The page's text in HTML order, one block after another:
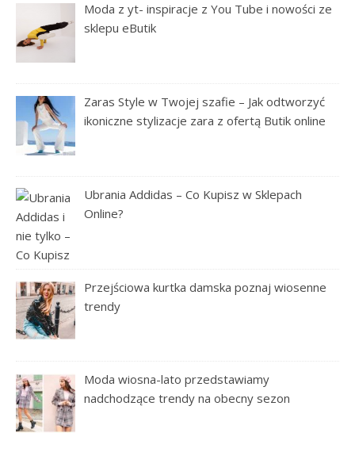
Moda z yt- inspiracje z You Tube i nowości ze
sklepu eButik
Zaras Style w Twojej szafie – Jak odtworzyć
ikoniczne stylizacje zara z ofertą Butik online
Ubrania Addidas – Co Kupisz w Sklepach
Online?
Przejściowa kurtka damska poznaj wiosenne
trendy
Moda wiosna-lato przedstawiamy
nadchodzące trendy na obecny sezon